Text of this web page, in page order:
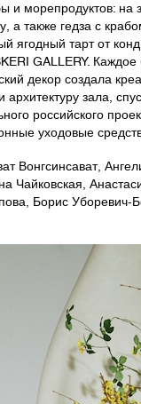
и морепродуктов: на
также гедза с
тарт от
GALLERY.
декор создала
зала,
российского
уходовые
Вонгсинсават,
Чайковская,
Борис Уборевич-